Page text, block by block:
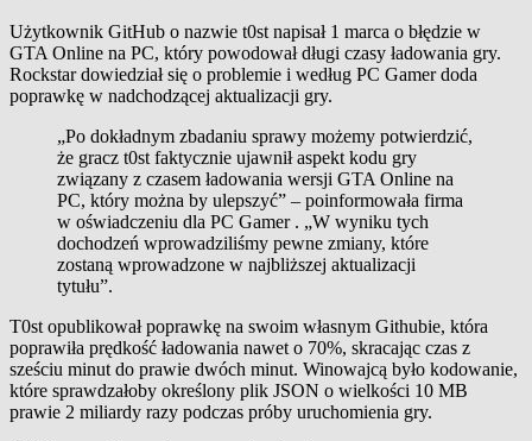
Użytkownik GitHub o nazwie t0st napisał 1 marca o błędzie w
GTA Online na PC, który powodował długi czasy ładowania gry.
Rockstar dowiedział się o problemie i według PC Gamer doda
poprawkę w nadchodzącej aktualizacji gry.
„Po dokładnym zbadaniu sprawy możemy potwierdzić,
że gracz t0st faktycznie ujawnił aspekt kodu gry
związany z czasem ładowania wersji GTA Online na
PC, który można by ulepszyć” – poinformowała firma
w oświadczeniu dla PC Gamer . „W wyniku tych
dochodzeń wprowadziliśmy pewne zmiany, które
zostaną wprowadzone w najbliższej aktualizacji
tytułu”.
T0st opublikował poprawkę na swoim własnym Githubie, która
poprawiła prędkość ładowania nawet o 70%, skracając czas z
sześciu minut do prawie dwóch minut. Winowajcą było kodowanie,
które sprawdzałoby określony plik JSON o wielkości 10 MB
prawie 2 miliardy razy podczas próby uruchomienia gry.